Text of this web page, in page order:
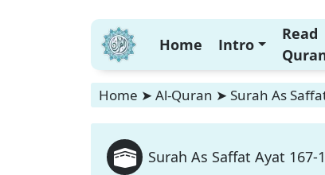
Home Intro
Read
Home ➤ Al-Quran ➤ Surah As
Surah As Saffat Ayat